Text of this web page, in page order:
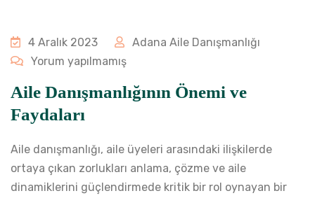
4 Aralık 2023
Adana Aile Danışmanlığı
Yorum yapılmamış
Aile Danışmanlığının Önemi ve
Faydaları
Aile danışmanlığı, aile üyeleri arasındaki ilişkilerde
ortaya çıkan zorlukları anlama, çözme ve aile
dinamiklerini güçlendirmede kritik bir rol oynayan bir